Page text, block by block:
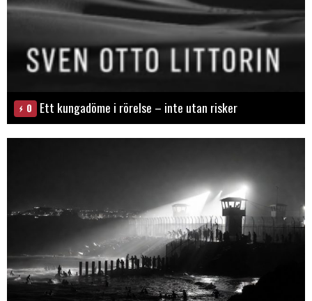
0 Ett kungadöme i rörelse – inte utan risker